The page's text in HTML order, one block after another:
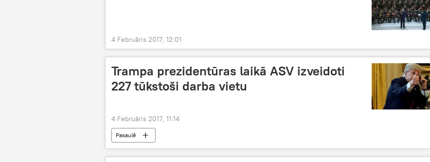
4 Februāris 2017, 12:01
Trampa prezidentūras laikā ASV izveidoti
227 tūkstoši darba vietu
4 Februāris 2017, 11:14
Pasaulē